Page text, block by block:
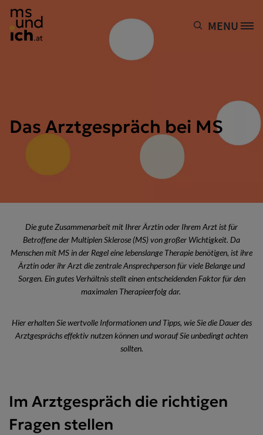
Site Logo MENU
Das Arztgespräch bei MS
Die gute Zusammenarbeit mit Ihrer Ärztin oder Ihrem Arzt ist für
Betroffene der Multiplen Sklerose (MS) von großer Wichtigkeit. Da
Menschen mit MS in der Regel eine lebenslange Therapie benötigen, ist ihre
Ärztin oder ihr Arzt die zentrale Ansprechperson für viele Belange und
Sorgen. Ein gutes Verhältnis stellt einen entscheidenden Faktor für den
maximalen Therapieerfolg dar.
Hier erhalten Sie wertvolle Informationen und Tipps, wie Sie die Dauer des
Arztgesprächs effektiv nutzen können und worauf Sie unbedingt achten
sollten.
Im Arztgespräch die richtigen
Fragen stellen